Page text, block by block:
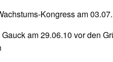
Kongress am
am 29.06.10 vor den